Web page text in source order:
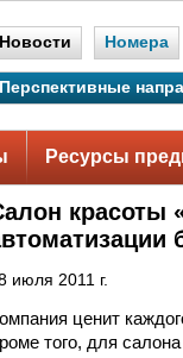
Новости Номера
Перспективные
Ресурсы
красоты
июля 2011 г.
ценит
того, для